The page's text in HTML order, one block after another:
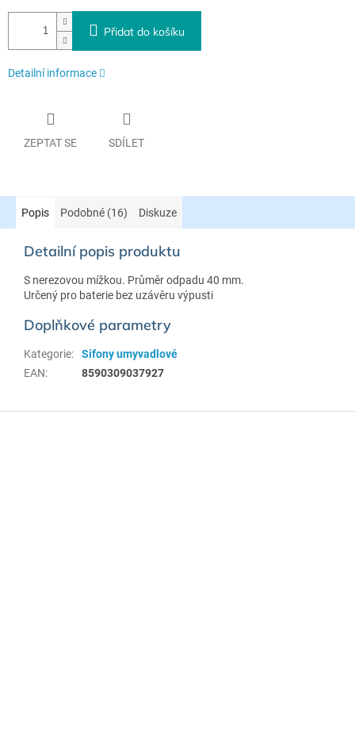
Přidat do košíku
Detailní informace
ZEPTAT SE SDÍLET
Popis Podobné (16) Diskuze
Detailní popis produktu
S nerezovou mížkou. Průměr odpadu 40 mm.
Určený pro baterie bez uzávěru výpusti
Doplňkové parametry
Kategorie:
Sifony umyvadlové
EAN: 8590309037927
Z